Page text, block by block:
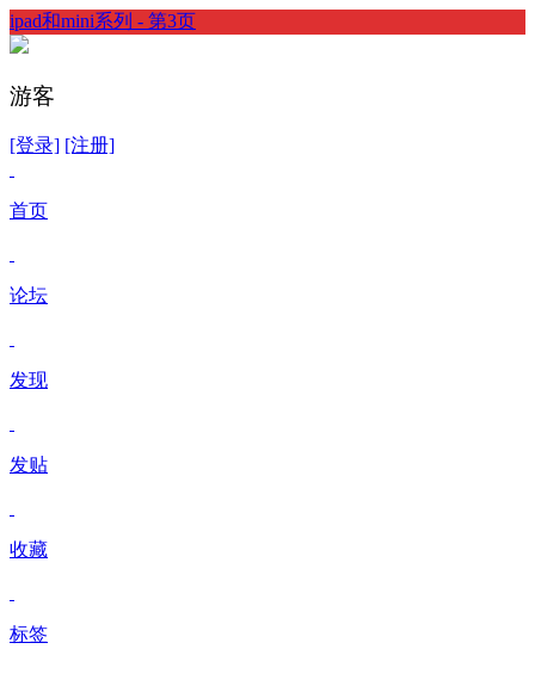
ipad和mini系列 - 第3页
游客
[登录] [注册]
首页
论坛
发现
发贴
收藏
标签